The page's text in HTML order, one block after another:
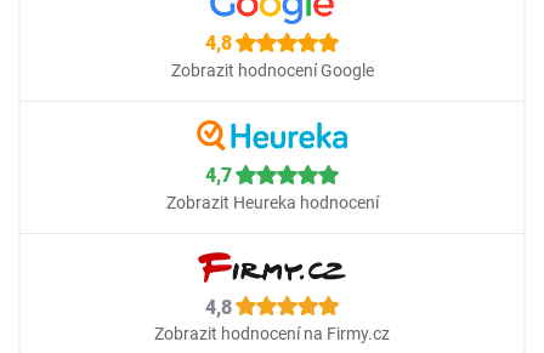
4,8
Zobrazit hodnocení Google
4,7
Zobrazit Heureka hodnocení
4,8
Zobrazit hodnocení na Firmy.cz